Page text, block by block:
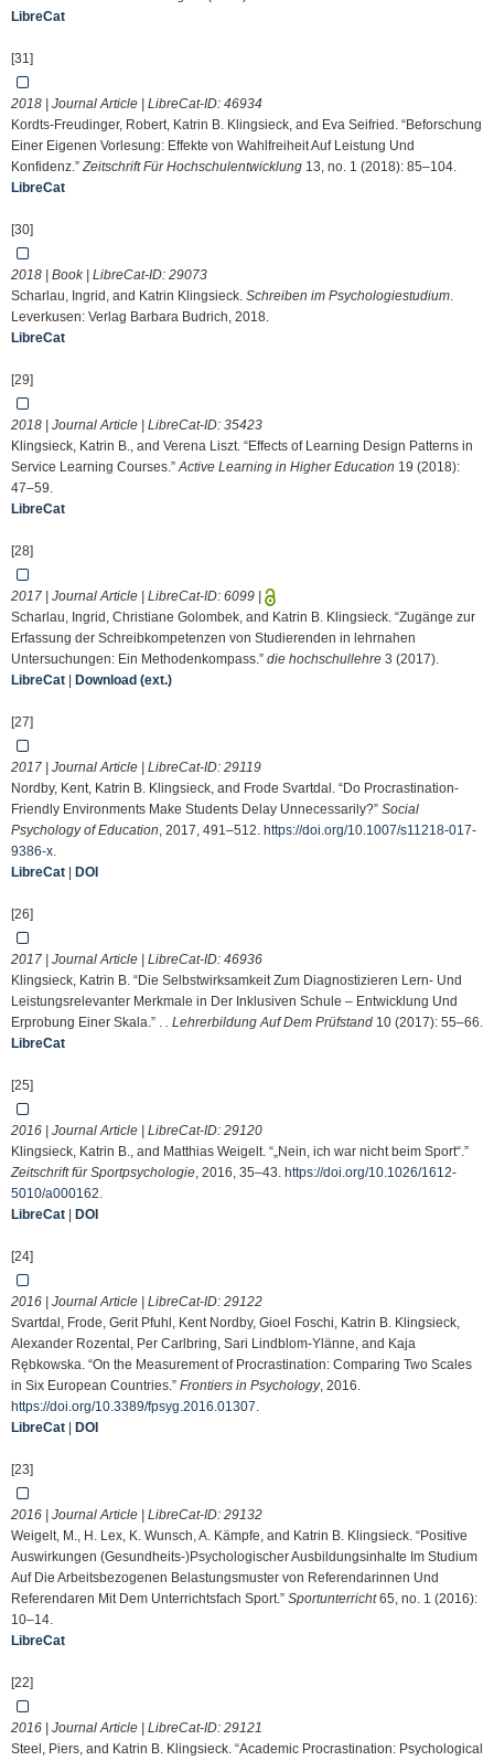
LibreCat
[31]
2018 | Journal Article | LibreCat-ID: 46934
Kordts-Freudinger, Robert, Katrin B. Klingsieck, and Eva Seifried. “Beforschung
Einer Eigenen Vorlesung: Effekte von Wahlfreiheit Auf Leistung Und
Konfidenz.”Zeitschrift Für Hochschulentwicklung 13, no. 1 (2018): 85–104.
LibreCat
[30]
2018 | Book | LibreCat-ID: 29073
Scharlau, Ingrid, and Katrin Klingsieck. Schreiben im Psychologiestudium.
Leverkusen: Verlag Barbara Budrich, 2018.
LibreCat
[29]
2018 | Journal Article | LibreCat-ID: 35423
Klingsieck, Katrin B., and Verena Liszt. “Effects of Learning Design Patterns in
Service Learning Courses.”Active Learning in Higher Education 19 (2018):
47–59.
LibreCat
[28]
2017 | Journal Article | LibreCat-ID: 6099
Scharlau, Ingrid, Christiane Golombek, and Katrin B. Klingsieck. “Zugänge zur
Erfassung der Schreibkompetenzen von Studierenden in lehrnahen
Untersuchungen: Ein Methodenkompass.” die hochschullehre 3 (2017).
LibreCat
Download (ext.)
[27]
2017 | Journal Article | LibreCat-ID: 29119
Nordby, Kent, Katrin B. Klingsieck, and Frode Svartdal. “Do Procrastination-
Friendly Environments Make Students Delay Unnecessarily?” Social
Psychology of Education, 2017, 491–512. https://doi.org/10.1007/s11218-017-
9386-x.
LibreCat
DOI
[26]
2017 | Journal Article | LibreCat-ID: 46936
Klingsieck, Katrin B. “Die Selbstwirksamkeit Zum Diagnostizieren Lern- Und
Leistungsrelevanter Merkmale in Der Inklusiven Schule – Entwicklung Und
Erprobung Einer Skala.” . . Lehrerbildung Auf Dem Prüfstand 10 (2017): 55–66.
LibreCat
[25]
2016 | Journal Article | LibreCat-ID: 29120
Klingsieck, Katrin B., and Matthias Weigelt. “„Nein, ich war nicht beim Sport“.”
Zeitschrift für Sportpsychologie, 2016, 35–43. https://doi.org/10.1026/1612-
5010/a000162.
LibreCat
DOI
[24]
2016 | Journal Article | LibreCat-ID: 29122
Svartdal, Frode, Gerit Pfuhl, Kent Nordby, Gioel Foschi, Katrin B. Klingsieck,
Alexander Rozental, Per Carlbring, Sari Lindblom-Ylänne, and Kaja
Rębkowska. “On the Measurement of Procrastination: Comparing Two Scales
in Six European Countries.” Frontiers in Psychology, 2016.
https://doi.org/10.3389/fpsyg.2016.01307.
LibreCat
DOI
[23]
2016 | Journal Article | LibreCat-ID: 29132
Weigelt, M., H. Lex, K. Wunsch, A. Kämpfe, and Katrin B. Klingsieck. “Positive
Auswirkungen (Gesundheits-)Psychologischer Ausbildungsinhalte Im Studium
Auf Die Arbeitsbezogenen Belastungsmuster von Referendarinnen Und
Referendaren Mit Dem Unterrichtsfach Sport.” Sportunterricht65, no. 1 (2016):
10–14.
LibreCat
[22]
2016 | Journal Article | LibreCat-ID: 29121
Steel, Piers, and Katrin B. Klingsieck. “Academic Procrastination: Psychological